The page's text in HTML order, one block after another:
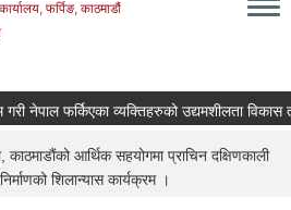
फर्पिङ, काठमाडौं
नेपाल फर्किएका व्यक्तिहरुको उद्यमशीलता
काठमाडौंको आर्थिक सहयोगमा प्राचिन दक्षिणकाली
शिलान्यास कार्यक्रम ।